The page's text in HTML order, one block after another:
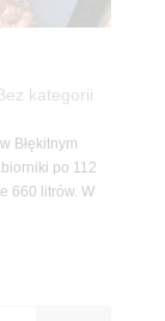
kategorii
po 112
660 litrów. W